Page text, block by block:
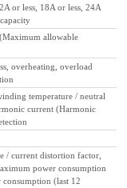
or less, 18A or less, 24A
allowable
overheating, overload
temperature / neutral
current (Harmonic
/ current distortion factor,
power consumption
(last 12